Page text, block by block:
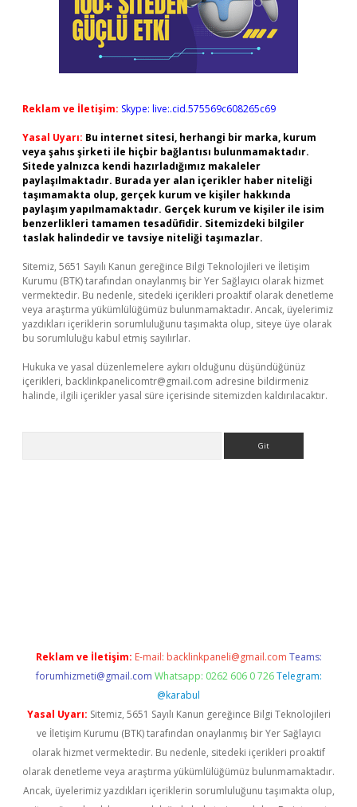
Reklam ve İletişim: Skype: live:.cid.575569c608265c69
Yasal Uyarı: Bu internet sitesi, herhangi bir marka, kurum
veya şahıs şirketi ile hiçbir bağlantısı bulunmamaktadır.
Sitede yalnızca kendi hazırladığımız makaleler
paylaşılmaktadır. Burada yer alan içerikler haber niteliği
taşımamakta olup, gerçek kurum ve kişiler hakkında
paylaşım yapılmamaktadır. Gerçek kurum ve kişiler ile isim
benzerlikleri tamamen tesadüfidir. Sitemizdeki bilgiler
taslak halindedir ve tavsiye niteliği taşımazlar.
Sitemiz, 5651 Sayılı Kanun gereğince Bilgi Teknolojileri ve İletişim
Kurumu (BTK) tarafından onaylanmış bir Yer Sağlayıcı olarak hizmet
vermektedir. Bu nedenle, sitedeki içerikleri proaktif olarak denetleme
veya araştırma yükümlülüğümüz bulunmamaktadır. Ancak, üyelerimiz
yazdıkları içeriklerin sorumluluğunu taşımakta olup, siteye üye olarak
bu sorumluluğu kabul etmiş sayılırlar.
Hukuka ve yasal düzenlemelere aykırı olduğunu düşündüğünüz
içerikleri, backlinkpanelicomtr@gmail.com adresine bildirmeniz
halinde, ilgili içerikler yasal süre içerisinde sitemizden kaldırılacaktır.
Reklam ve İletişim: E-mail: backlinkpaneli@gmail.com Teams:
forumhizmeti@gmail.com Whatsapp: 0262 606 0 726 Telegram:
@karabul
Yasal Uyarı: Sitemiz, 5651 Sayılı Kanun gereğince Bilgi Teknolojileri
ve İletişim Kurumu (BTK) tarafından onaylanmış bir Yer Sağlayıcı
olarak hizmet vermektedir. Bu nedenle, sitedeki içerikleri proaktif
olarak denetleme veya araştırma yükümlülüğümüz bulunmamaktadır.
Ancak, üyelerimiz yazdıkları içeriklerin sorumluluğunu taşımakta olup,